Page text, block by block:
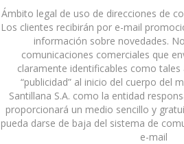
Ámbito legal de uso de direcciones de
Los clientes recibirán por e-mail
información sobre novedades.
comunicaciones comerciales que
claramente identificables como
“publicidad” al inicio del cuerpo del
Santillana S.A. como la entidad
proporcionará un medio sencillo y
pueda darse de baja del sistema de
e-mail